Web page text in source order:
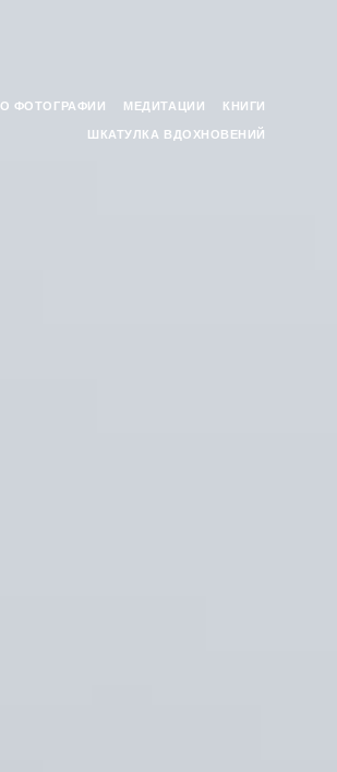
О ФОТОГРАФИИ МЕДИТАЦИИ КНИГИ
ШКАТУЛКА ВДОХНОВЕНИЙ